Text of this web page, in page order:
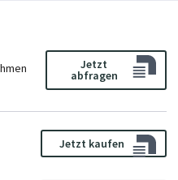
Jetzt
abfragen
Jetzt kaufen